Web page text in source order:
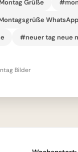
Grüße
WhatsApp
#neuer tag neue
Bilder